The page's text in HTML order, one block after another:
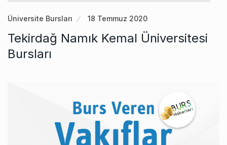
Üniversite Bursları 18 Temmuz 2020
Tekirdağ Namık Kemal Üniversitesi
Bursları